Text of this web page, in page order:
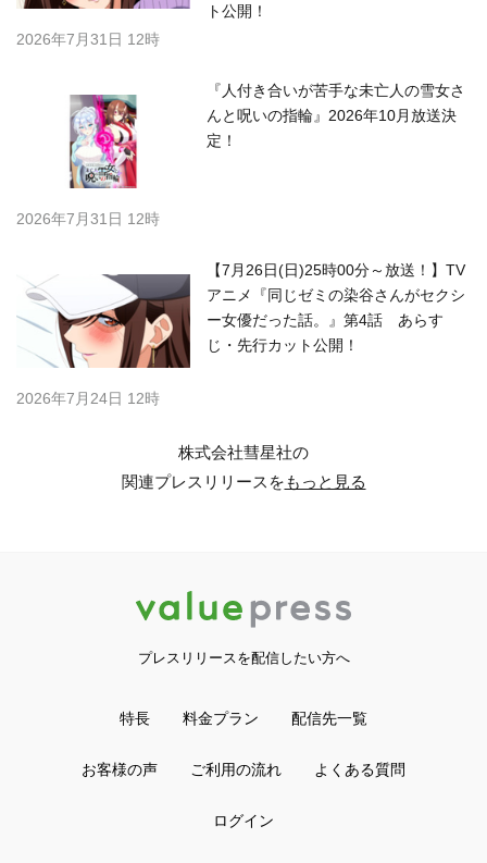
ト公開！
2026年7月31日 12時
『人付き合いが苦手な未亡人の雪女さ
んと呪いの指輪』2026年10月放送決
定！
2026年7月31日 12時
【7月26日(日)25時00分～放送！】TV
アニメ『同じゼミの染谷さんがセクシ
ー女優だった話。』第4話 あらす
じ・先行カット公開！
2026年7月24日 12時
株式会社彗星社の
関連プレスリリースをもっと見る
プレスリリースを配信したい方へ
特長 料金プラン 配信先一覧
お客様の声 ご利用の流れ よくある質問
ログイン